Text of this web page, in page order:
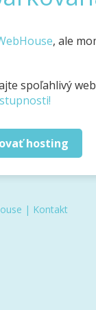
, ale
spoľahlivý
hosting
| Kontakt